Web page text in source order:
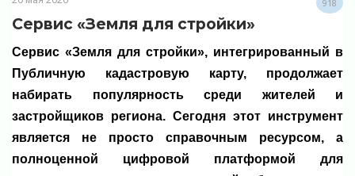
918
Сервис «Земля для стройки»
Сервис «Земля для стройки», интегрированный в
Публичную кадастровую карту, продолжает
набирать популярность среди жителей и
застройщиков региона. Сегодня этот инструмент
является не просто справочным ресурсом, а
полноценной цифровой платформой для